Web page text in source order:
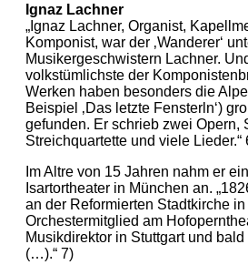
Ignaz Lachner
„Ignaz Lachner, Organist,
Komponist, war der ‚Wanderer‘
Musikergeschwistern Lachner.
volkstümlichste der
Werken haben besonders die
Beispiel ‚Das letzte Fensterln‘)
gefunden. Er schrieb zwei Opern,
Streichquartette und viele Lieder.“
Im Altre von 15 Jahren nahm er
Isartortheater in München an.
an der Reformierten Stadtkirche
Orchestermitglied am
Musikdirektor in Stuttgart und
(…).“ 7)